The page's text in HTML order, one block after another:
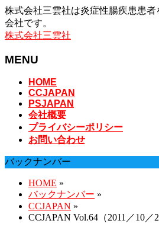
株式会社三雲社は炎症性腸疾患患
会社です。
株式会社三雲社
MENU
ば
す
HOME
CCJAPAN
PSJAPAN
会社概要
プライバシーポリシー
お問い合わせ
バックナンバー
HOME »
バックナンバー »
CCJAPAN »
CCJAPAN Vol.64（2011／10